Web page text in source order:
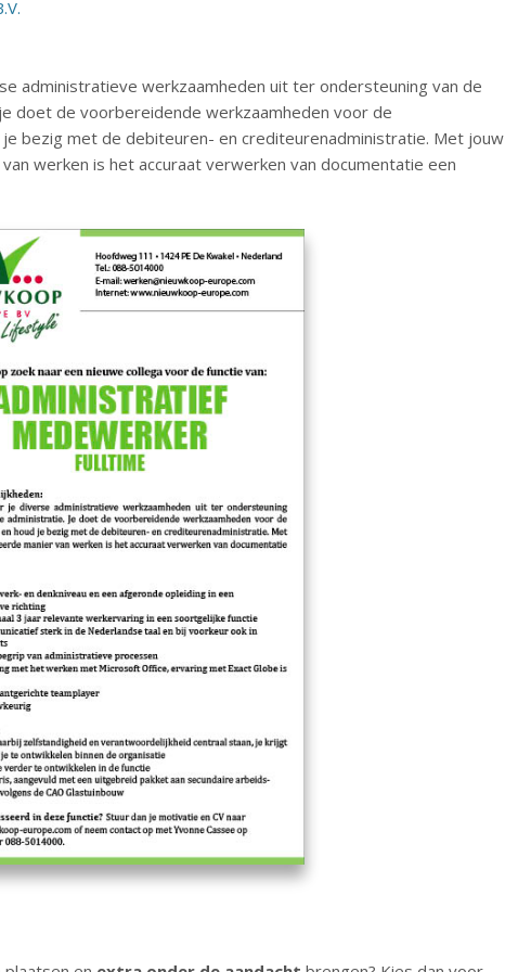
administratieve werkzaamheden uit ter ondersteuning van de
doet de voorbereidende werkzaamheden voor de
je bezig met de debiteuren- en crediteurenadministratie. Met jouw
werken is het accuraat verwerken van documentatie een